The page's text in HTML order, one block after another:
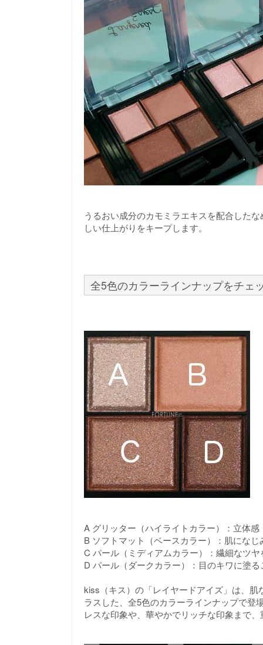
うるおい成分のカモミラエキスを配合した
しい仕上がりをキープします。
全5色のカラーラインナップをチェ
A グリッター（ハイライトカラー）：立体
B ソフトマット（ベースカラー）：肌にな
C パール（ミディアムカラー）：繊細なツ
D パール（ダークカラー）：目のキワに塗
kiss（キス）の「レイヤードアイズ」は、
ラスした、全5色のカラーラインナップで登
レスな印象や、華やかでリッチな印象まで